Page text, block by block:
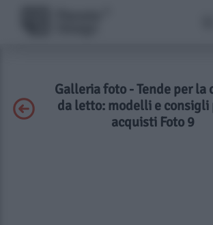
Galleria foto - Tende per la
da letto: modelli e consigli
acquisti Foto 9